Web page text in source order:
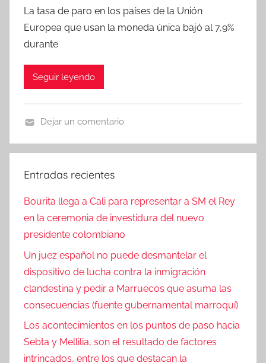
La tasa de paro en los países de la Unión
Europea que usan la moneda única bajó al 7,9%
durante
Seguir leyendo
o
c
i
Dejar un comentario
Entradas recientes
Bourita llega a Cali para representar a SM el Rey
en la ceremonia de investidura del nuevo
presidente colombiano
Un juez español no puede desmantelar el
dispositivo de lucha contra la inmigración
clandestina y pedir a Marruecos que asuma las
consecuencias (fuente gubernamental marroquí)
Los acontecimientos en los puntos de paso hacia
Sebta y Mellilia, son el resultado de factores
intrincados, entre los que destacan la